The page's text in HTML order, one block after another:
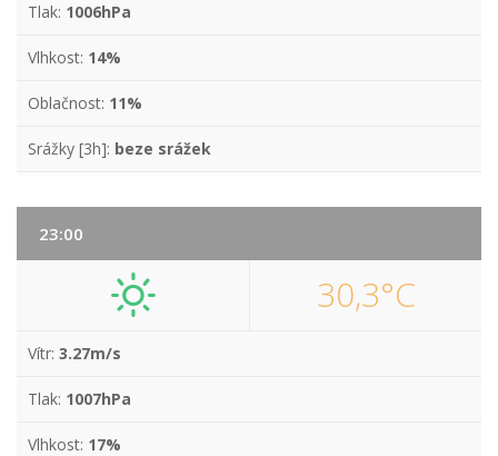
Tlak: 1006hPa
Vlhkost: 14%
Oblačnost: 11%
Srážky [3h]: beze srážek
23:00
30,3°C
Vítr: 3.27m/s
Tlak: 1007hPa
Vlhkost: 17%